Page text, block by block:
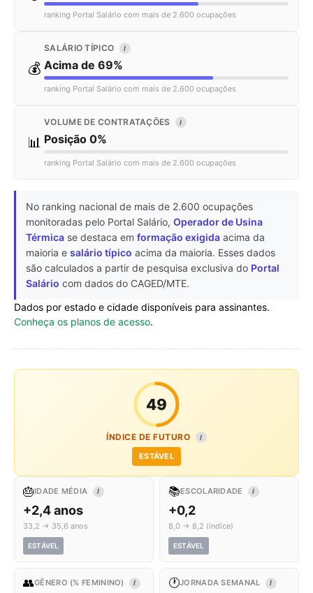
ranking Portal Salário com mais de 2.600 ocupações
💰
SALÁRIO TÍPICO I
Acima de 69%
ranking Portal Salário com mais de 2.600 ocupações
📊
VOLUME DE CONTRATAÇÕES I
Posição 0%
ranking Portal Salário com mais de 2.600 ocupações
No ranking nacional de mais de 2.600 ocupações
monitoradas pelo Portal Salário, Operador de Usina
Térmica se destaca em formação exigida acima da
maioria e salário típico acima da maioria. Esses dados
são calculados a partir de pesquisa exclusiva do Portal
Salário com dados do CAGED/MTE.
Dados por estado e cidade disponíveis para assinantes.
Conheça os planos de acesso.
49
ÍNDICE DE FUTURO I
ESTÁVEL
🎂IDADE MÉDIA I
+2,4 anos
33,2 → 35,6 anos
ESTÁVEL
📚ESCOLARIDADE I
+0,2
8,0 → 8,2 (índice)
ESTÁVEL
👥GÊNERO (% FEMININO) I 🕐JORNADA SEMANAL I